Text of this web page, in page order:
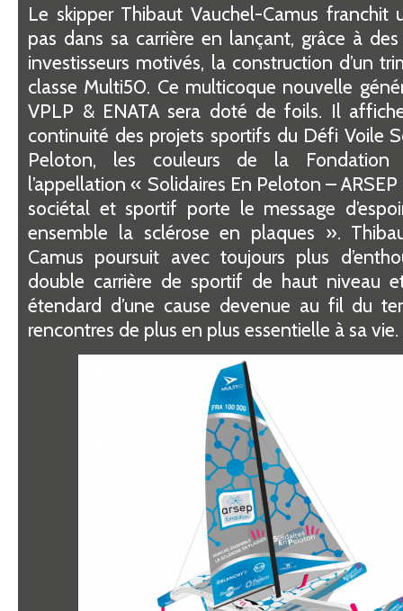
Le skipper Thibaut Vauchel-Camus franchit
pas dans sa carrière en lançant, grâce à
investisseurs motivés, la construction d’un
classe Multi50. Ce multicoque nouvelle
VPLP & ENATA sera doté de foils. Il
continuité des projets sportifs du Défi Voile
Peloton, les couleurs de la Fondation
l’appellation « Solidaires En Peloton –
sociétal et sportif porte le message
ensemble la sclérose en plaques ».
Camus poursuit avec toujours plus
double carrière de sportif de haut niveau
étendard d’une cause devenue au fil du
rencontres de plus en plus essentielle à sa vie.